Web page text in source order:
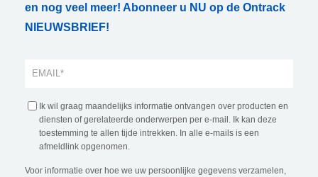
en nog veel meer! Abonneer u NU op de Ontrack
NIEUWSBRIEF!
Ik wil graag maandelijks informatie ontvangen over producten en
diensten of gerelateerde onderwerpen per e-mail. Ik kan deze
toestemming te allen tijde intrekken. In alle e-mails is een
afmeldlink opgenomen.
Voor informatie over hoe we uw persoonlijke gegevens verzamelen,